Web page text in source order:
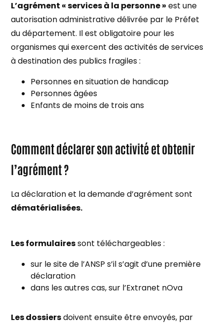
L’agrément « services à la personne » est une
autorisation administrative délivrée par le Préfet
du département. Il est obligatoire pour les
organismes qui exercent des activités de services
à destination des publics fragiles :
Personnes en situation de handicap
Personnes âgées
Enfants de moins de trois ans
Comment déclarer son activité et obtenir
l’agrément ?
La déclaration et la demande d’agrément sont
dématérialisées.
Les formulairessont téléchargeables :
sur le site de l’ANSP s’il s’agit d’une première
déclaration
dans les autres cas, sur l’Extranet nOva
Les dossiersdoivent ensuite être envoyés, par